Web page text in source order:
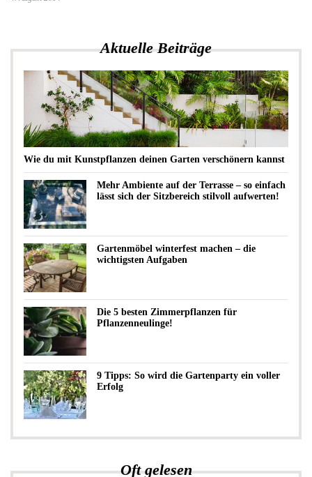
Aktuelle Beiträge
Wie du mit Kunstpflanzen deinen Garten verschönern kannst
Mehr Ambiente auf der Terrasse – so einfach
lässt sich der Sitzbereich stilvoll aufwerten!
Gartenmöbel winterfest machen – die
wichtigsten Aufgaben
Die 5 besten Zimmerpflanzen für
Pflanzenneulinge!
9 Tipps: So wird die Gartenparty ein voller
Erfolg
Oft gelesen